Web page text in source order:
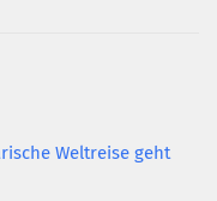
Weltreise geht